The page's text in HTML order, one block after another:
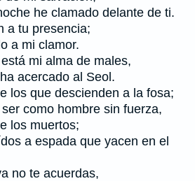
he clamado delante de ti.
a tu presencia;
mi clamor.
mi alma de males,
al Seol.
los que descienden a la fosa;
como hombre sin fuerza,
los muertos;
a espada que yacen en el
te acuerdas,